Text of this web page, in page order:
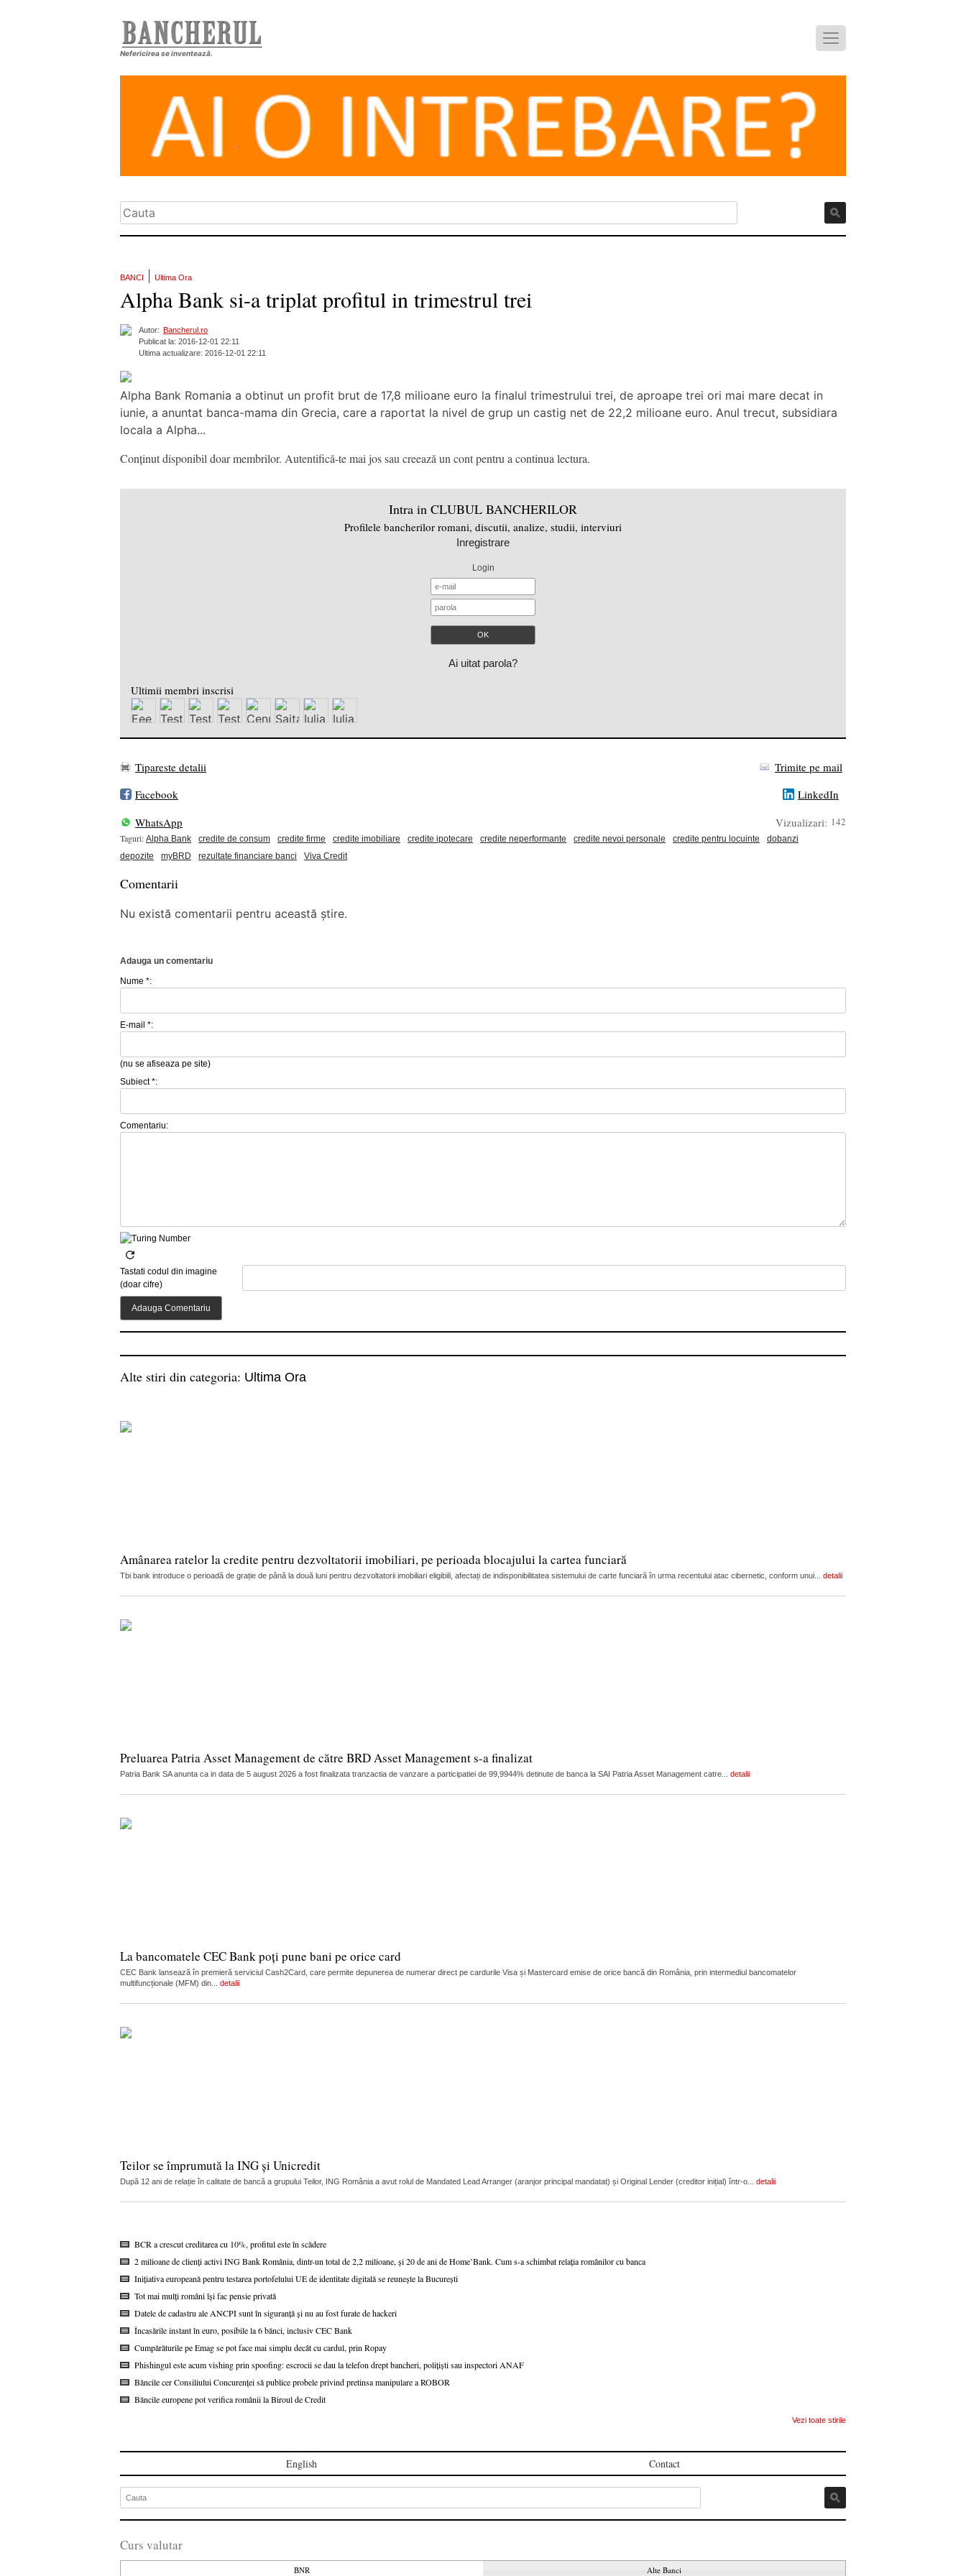
Nefericirea se inventează.
BANCI Ultima Ora
Alpha Bank si-a triplat profitul in trimestrul trei
Autor:
Bancherul.ro
Publicat la: 2016-12-01 22:11
Ultima actualizare: 2016-12-01 22:11
Alpha Bank Romania a obtinut un profit brut de 17,8 milioane euro la finalul trimestrului trei, de aproape trei ori mai mare decat in
iunie, a anuntat banca-mama din Grecia, care a raportat la nivel de grup un castig net de 22,2 milioane euro. Anul trecut, subsidiara
locala a Alpha...
Conținut disponibil doar membrilor. Autentifică-te mai jos sau creează un cont pentru a continua lectura.
Intra in CLUBUL BANCHERILOR
Profilele bancherilor romani, discutii, analize, studii, interviuri
Inregistrare
Login
Ai uitat parola?
Ultimii membri inscrisi
Tipareste detalii
Trimite pe mail
Facebook
LinkedIn
WhatsApp
Vizualizari: 142
Taguri: Alpha Bank credite de consum credite firme credite imobiliare credite ipotecare credite neperformante credite nevoi personale credite pentru locuinte
dobanzi
depozite
myBRD rezultate financiare banci Viva Credit
Comentarii
Nu există comentarii pentru această știre.
Adauga un comentariu
Nume *:
E-mail *:
(nu se afiseaza pe site)
Subiect *:
Comentariu:
Tastati codul din imagine
(doar cifre)
Alte stiri din categoria: Ultima Ora
Amânarea ratelor la credite pentru dezvoltatorii imobiliari, pe perioada blocajului la cartea funciară
Tbi bank introduce o perioadă de grație de până la două luni pentru dezvoltatorii imobiliari eligibili, afectați de indisponibilitatea sistemului de carte funciară în urma recentului atac cibernetic, conform unui... detalii
Preluarea Patria Asset Management de către BRD Asset Management s-a finalizat
Patria Bank SA anunta ca in data de 5 august 2026 a fost finalizata tranzactia de vanzare a participatiei de 99,9944% detinute de banca la SAI Patria Asset Management catre... detalii
La bancomatele CEC Bank poți pune bani pe orice card
CEC Bank lansează în premieră serviciul Cash2Card, care permite depunerea de numerar direct pe cardurile Visa și Mastercard emise de orice bancă din România, prin intermediul bancomatelor
multifuncționale (MFM) din... detalii
Teilor se împrumută la ING și Unicredit
După 12 ani de relație în calitate de bancă a grupului Teilor, ING România a avut rolul de Mandated Lead Arranger (aranjor principal mandatat) și Original Lender (creditor inițial) într-o... detalii
BCR a crescut creditarea cu 10%, profitul este în scădere
2 milioane de clienți activi ING Bank România, dintr-un total de 2,2 milioane, și 20 de ani de Home’Bank. Cum s-a schimbat relația românilor cu banca
Inițiativa europeană pentru testarea portofelului UE de identitate digitală se reunește la București
Tot mai mulți români își fac pensie privată
Datele de cadastru ale ANCPI sunt în siguranță și nu au fost furate de hackeri
Încasările instant în euro, posibile la 6 bănci, inclusiv CEC Bank
Cumpărăturile pe Emag se pot face mai simplu decât cu cardul, prin Ropay
Phishingul este acum vishing prin spoofing: escrocii se dau la telefon drept bancheri, polițiști sau inspectori ANAF
Băncile cer Consiliului Concurenței să publice probele privind pretinsa manipulare a ROBOR
Băncile europene pot verifica românii la Biroul de Credit
Vezi toate stirile
English Contact
Curs valutar
BNR Alte Banci